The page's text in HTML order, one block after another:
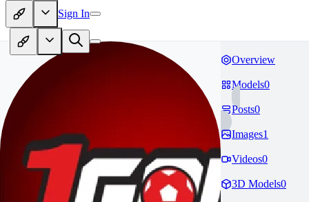
Sign In
Overview
Models0
Posts0
Images1
Videos0
3D Models0